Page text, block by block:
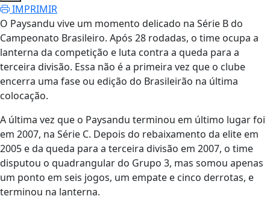
IMPRIMIR
O Paysandu vive um momento delicado na Série B do
Campeonato Brasileiro. Após 28 rodadas, o time ocupa a
lanterna da competição e luta contra a queda para a
terceira divisão. Essa não é a primeira vez que o clube
encerra uma fase ou edição do Brasileirão na última
colocação.
A última vez que o Paysandu terminou em último lugar foi
em 2007, na Série C. Depois do rebaixamento da elite em
2005 e da queda para a terceira divisão em 2007, o time
disputou o quadrangular do Grupo 3, mas somou apenas
um ponto em seis jogos, um empate e cinco derrotas, e
terminou na lanterna.